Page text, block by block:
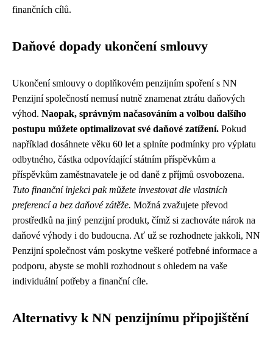
finančních cílů.
Daňové dopady ukončení smlouvy
Ukončení smlouvy o doplňkovém penzijním spoření s NN
Penzijní společností nemusí nutně znamenat ztrátu daňových
výhod. Naopak, správným načasováním a volbou dalšího
postupu můžete optimalizovat své daňové zatížení. Pokud
například dosáhnete věku 60 let a splníte podmínky pro výplatu
odbytného, částka odpovídající státním příspěvkům a
příspěvkům zaměstnavatele je od daně z příjmů osvobozena.
Tuto finanční injekci pak můžete investovat dle vlastních
preferencí a bez daňové zátěže. Možná zvažujete převod
prostředků na jiný penzijní produkt, čímž si zachováte nárok na
daňové výhody i do budoucna. Ať už se rozhodnete jakkoli, NN
Penzijní společnost vám poskytne veškeré potřebné informace a
podporu, abyste se mohli rozhodnout s ohledem na vaše
individuální potřeby a finanční cíle.
Alternativy k NN penzijnímu připojištění